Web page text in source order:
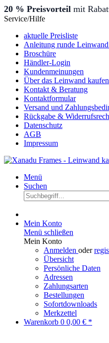
20 % Preisvorteil mit
Service/Hilfe
aktuelle Preisliste
Anleitung runde Leinwand
Broschüre
Händler-Login
Kundenmeinungen
Über das Leinwand
Kontakt & Beratung
Kontaktformular
Versand und
Rückgabe &
Datenschutz
AGB
Impressum
Menü
Suchen
Mein Konto
Menü schließen
Mein Konto
Anmelden oder
Übersicht
Persönliche Daten
Adressen
Zahlungsarten
Bestellungen
Sofortdownloads
Merkzettel
Warenkorb 0 0,00 € *